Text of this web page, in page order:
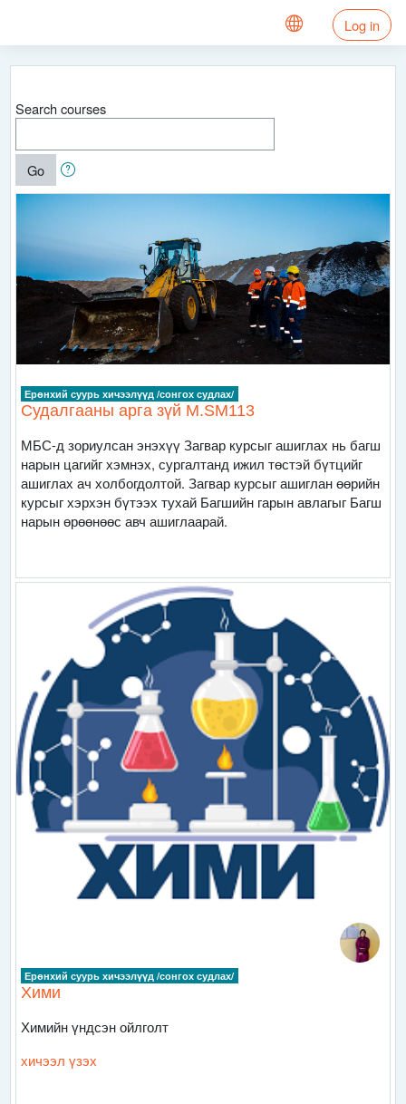
Log in
Search courses
Go
Ерөнхий суурь хичээлүүд /сонгох судлах/
Судалгааны арга зүй M.SM113
МБС-д зориулсан энэхүү Загвар курсыг ашиглах нь багш
нарын цагийг хэмнэх, сургалтанд ижил төстэй бүтцийг
ашиглах ач холбогдолтой. Загвар курсыг ашиглан өөрийн
курсыг хэрхэн бүтээх тухай Багшийн гарын авлагыг Багш
нарын өрөөнөөс авч ашиглаарай.
Ерөнхий суурь хичээлүүд /сонгох судлах/
Хими
Химийн үндсэн ойлголт
хичээл үзэх